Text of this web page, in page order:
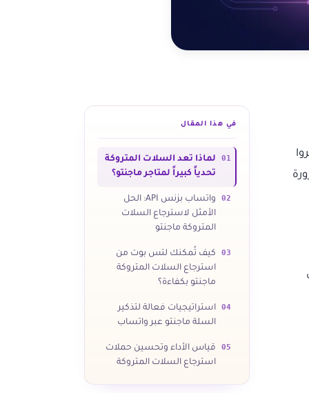
في هذا المقال
01
لماذا تعد السلات المتروكة
تحدياً كبيراً لمتاجر ماجنتو؟
02
واتساب بزنس API: الحل
الأمثل لاسترجاع السلات
المتروكة ماجنتو
03
كيف تُمكنك لتس بوت من
استرجاع السلات المتروكة
ماجنتو بكفاءة؟
04
استراتيجيات فعالة لتذكير
السلة ماجنتو عبر واتساب
05
قياس الأداء وتحسين حملات
استرجاع السلات المتروكة